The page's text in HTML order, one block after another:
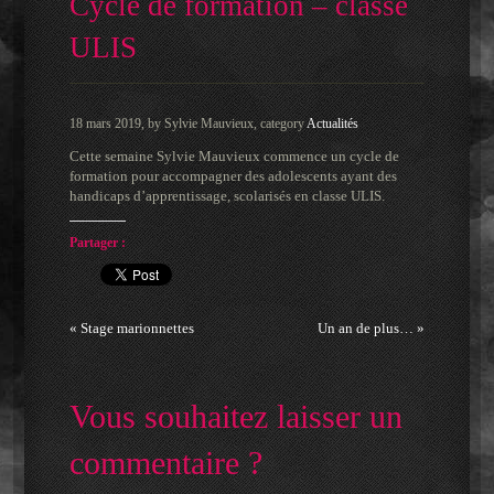
ULIS
18 mars 2019, by Sylvie Mauvieux, categoryActualités
Cette semaine Sylvie Mauvieux commence un cycle de
formation pour accompagner des adolescents ayant des
handicaps d’apprentissage, scolarisés en classe ULIS.
Partager :
Un an de plus… »
« Stage marionnettes
Vous souhaitez laisser un
commentaire ?